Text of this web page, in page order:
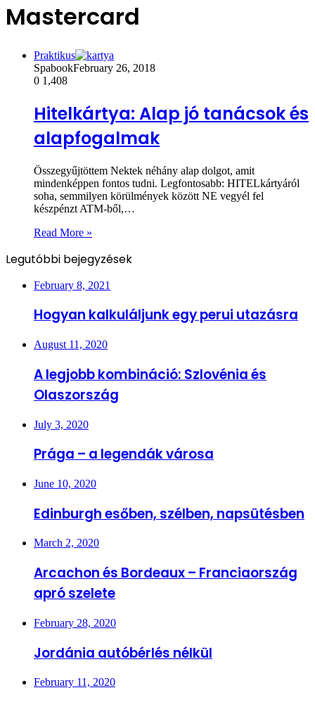
Mastercard
Praktikus
SpabookFebruary 26, 2018
0 1,408
Hitelkártya: Alap jó tanácsok és
alapfogalmak
Összegyűjtöttem Nektek néhány alap dolgot, amit
mindenképpen fontos tudni. Legfontosabb: HITELkártyáról
soha, semmilyen körülmények között NE vegyél fel
készpénzt ATM-ből,…
Read More »
Legutóbbi bejegyzések
February 8, 2021
Hogyan kalkuláljunk egy perui utazásra
August 11, 2020
A legjobb kombináció: Szlovénia és
Olaszország
July 3, 2020
Prága – a legendák városa
June 10, 2020
Edinburgh esőben, szélben, napsütésben
March 2, 2020
Arcachon és Bordeaux – Franciaország
apró szelete
February 28, 2020
Jordánia autóbérlés nélkül
February 11, 2020